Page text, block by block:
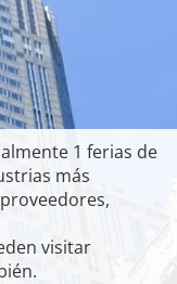
1 ferias de
más
visitar